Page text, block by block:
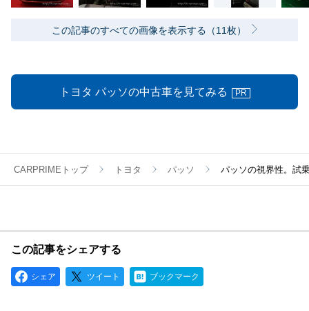
この記事のすべての画像を表示する（11枚）
トヨタ パッソの中古車を見てみる PR
CARPRIMEトップ トヨタ パッソ パッソの視界性。試
この記事をシェアする
シェア ツイート ブックマーク